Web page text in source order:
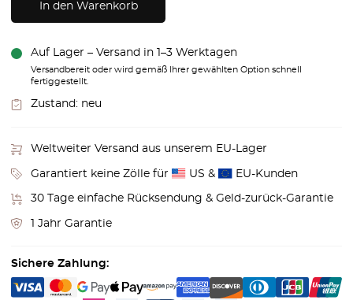
In den Warenkorb
Auf Lager – Versand in 1–3 Werktagen
Versandbereit oder wird gemäß Ihrer gewählten Option schnell
fertiggestellt.
Zustand: neu
Weltweiter Versand aus unserem EU-Lager
Garantiert keine Zölle für US & EU-Kunden
30 Tage einfache Rücksendung & Geld-zurück-Garantie
1 Jahr Garantie
Sichere Zahlung: